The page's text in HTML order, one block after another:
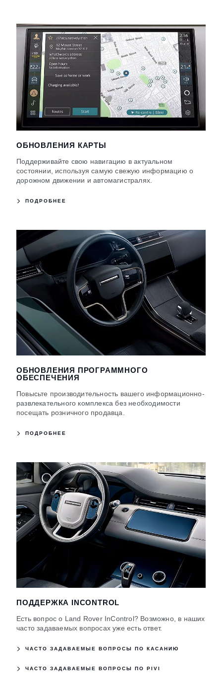
ОБНОВЛЕНИЯ КАРТЫ
Поддерживайте свою навигацию в актуальном
состоянии, используя самую свежую информацию о
дорожном движении и автомагистралях.
ПОДРОБНЕЕ
ОБНОВЛЕНИЯ ПРОГРАММНОГО
ОБЕСПЕЧЕНИЯ
Повысьте производительность вашего информационно-
развлекательного комплекса без необходимости
посещать розничного продавца.
ПОДРОБНЕЕ
ПОДДЕРЖКА INCONTROL
Есть вопрос о Land Rover InControl? Возможно, в наших
часто задаваемых вопросах уже есть ответ.
ЧАСТО ЗАДАВАЕМЫЕ ВОПРОСЫ ПО КАСАНИЮ
ЧАСТО ЗАДАВАЕМЫЕ ВОПРОСЫ ПО PIVI